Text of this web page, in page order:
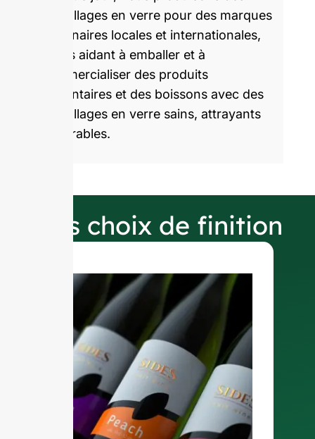
emballages en verre pour des marques
partenaires locales et internationales,
en les aidant à emballer et à
commercialiser des produits
alimentaires et des boissons avec des
emballages en verre sains, attrayants
et durables.
Nos choix de finition